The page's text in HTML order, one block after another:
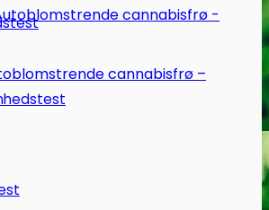
cannabisfrø –